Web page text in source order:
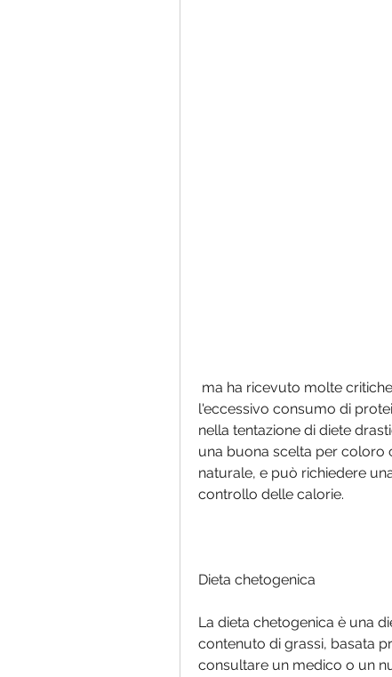
l'eccessivo consumo di
nella tentazione di diete
una buona scelta per coloro
naturale, e può richiedere
controllo delle calorie.
Dieta chetogenica
La dieta chetogenica è una
contenuto di grassi, basata
consultare un medico o un